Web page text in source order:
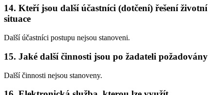
14. Kteří jsou další účastníci (dotčení) řešení životní
situace
Další účastníci postupu nejsou stanoveni.
15. Jaké další činnosti jsou po žadateli požadovány
Další činnosti nejsou stanoveny.